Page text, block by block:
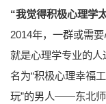
“我觉得积极心理学
2014年，一群或需
就是心理学专业的
名为“积极心理幸福
玩”的男人——东北师